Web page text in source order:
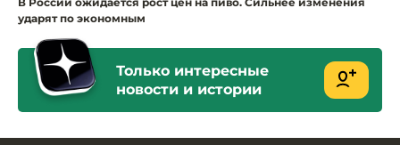
ударят по экономным
Только интересные
новости и истории